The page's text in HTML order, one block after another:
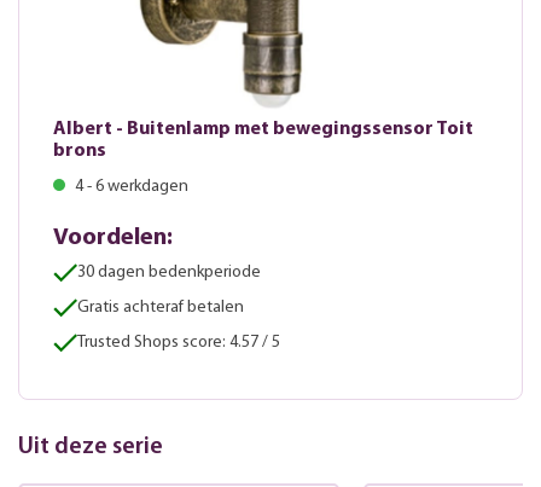
Albert - Buitenlamp met bewegingssensor Toit
brons
4 - 6 werkdagen
Voordelen:
30 dagen bedenkperiode
Gratis achteraf betalen
Trusted Shops score: 4.57 / 5
Uit deze serie